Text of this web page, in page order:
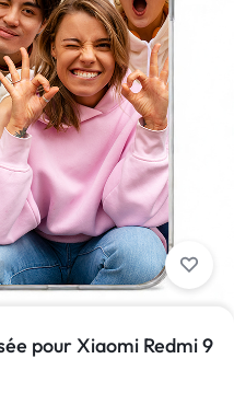
pour Xiaomi Redmi 9